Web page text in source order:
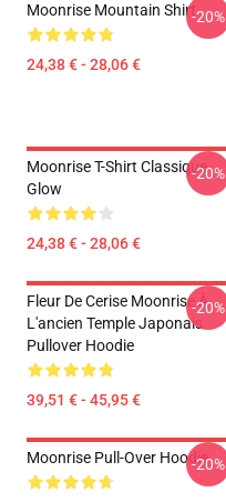
Moonrise Mountain Shirt
24,38 € - 28,06 €
-20%
Moonrise T-Shirt Classique
Glow
24,38 € - 28,06 €
-20%
Fleur De Cerise Moonrise À
L'ancien Temple Japonais
Pullover Hoodie
39,51 € - 45,95 €
-20%
Moonrise Pull-Over Hoodie-20%